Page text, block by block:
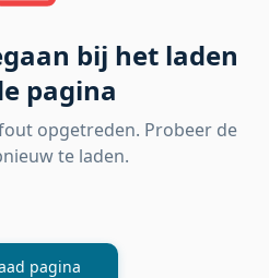
bij het laden
pagina
opgetreden. Probeer de
te laden.
pagina